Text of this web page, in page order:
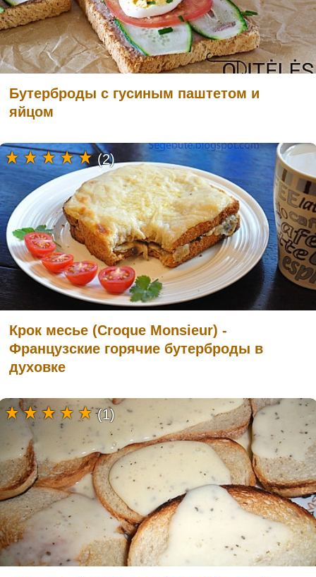
Бутерброды с гусиным паштетом и
яйцом
Крок месье (Croque Monsieur) -
Французские горячие бутерброды в
духовке
(2)
(1)